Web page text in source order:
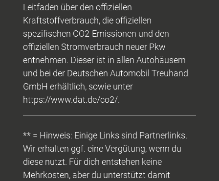
Leitfaden über den offiziellen
Kraftstoffverbrauch, die offiziellen
spezifischen CO2-Emissionen und den
offiziellen Stromverbrauch neuer Pkw
entnehmen. Dieser ist in allen Autohäusern
und bei der Deutschen Automobil Treuhand
GmbH erhältlich, sowie unter
https://www.dat.de/co2/.
** = Hinweis: Einige Links sind Partnerlinks.
Wir erhalten ggf. eine Vergütung, wenn du
diese nutzt. Für dich entstehen keine
Mehrkosten, aber du unterstützt damit